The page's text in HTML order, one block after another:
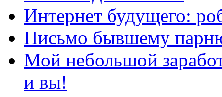
Интернет будущего:
Письмо бывшему
Мой небольшой
и вы!